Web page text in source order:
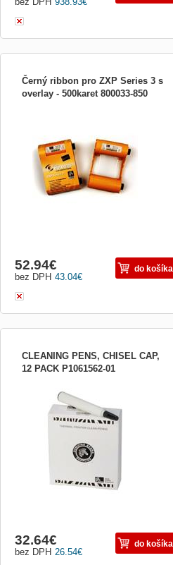
Černý ribbon pro ZXP Series 3 s
overlay - 500karet 800033-850
Zebra pro 500 tisků. Kazeta obsahuje
integrovaný čistící váleček. Je určena pro
tiskárny plastových karet Zebra ZXP
Series 3. Barvící pásky použ...
43.04€
bez DPH
52.94€ do košíka
CLEANING PENS, CHISEL CAP,
12 PACK P1061562-01
Speciální čisticí pero Zebra pro údržbu
tiskových hlav všech typů tiskáren
plastových karet: Čistící pero účinně
odstraňuje zbytky barviva z tiskové hlavy.
Pravidelným čištěním pomůžete předejít
barvících pásek. U...
26.54€
bez DPH
32.64€ do košíka